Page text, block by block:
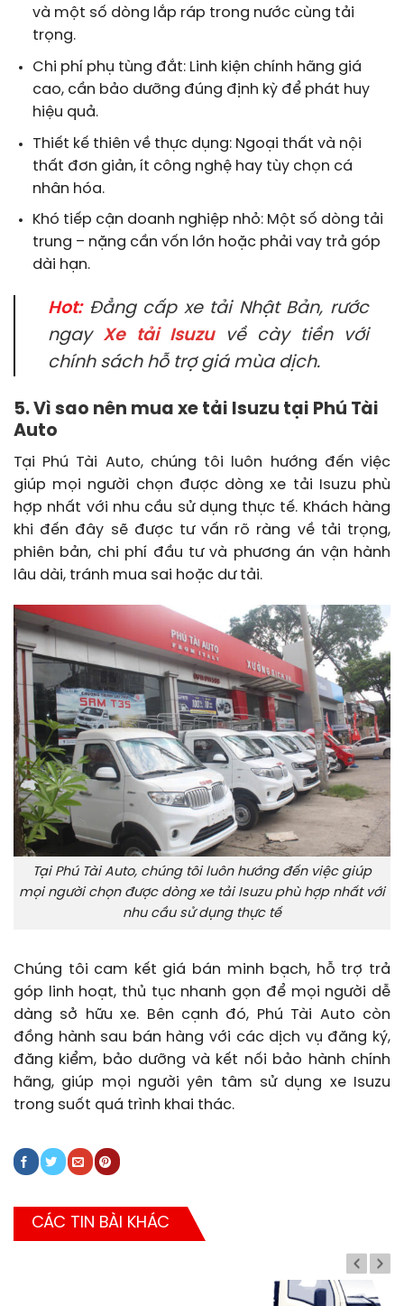
và một số dòng lắp ráp trong nước cùng tải
trọng.
Chi phí phụ tùng đắt: Linh kiện chính hãng giá
cao, cần bảo dưỡng đúng định kỳ để phát huy
hiệu quả.
Thiết kế thiên về thực dụng: Ngoại thất và nội
thất đơn giản, ít công nghệ hay tùy chọn cá
nhân hóa.
Khó tiếp cận doanh nghiệp nhỏ: Một số dòng tải
trung – nặng cần vốn lớn hoặc phải vay trả góp
dài hạn.
Hot:Đẳng cấp xe tải Nhật Bản, rước
ngay Xe tải Isuzuvề cày tiền với
chính sách hỗ trợ giá mùa dịch.
5. Vì sao nên mua xe tải Isuzu tại Phú Tài
Auto
Tại Phú Tài Auto, chúng tôi luôn hướng đến việc
giúp mọi người chọn được dòng xe tải Isuzu phù
hợp nhất với nhu cầu sử dụng thực tế. Khách hàng
khi đến đây sẽ được tư vấn rõ ràng về tải trọng,
phiên bản, chi phí đầu tư và phương án vận hành
lâu dài, tránh mua sai hoặc dư tải.
Tại Phú Tài Auto, chúng tôi luôn hướng đến việc giúp
mọi người chọn được dòng xe tải Isuzu phù hợp nhất với
nhu cầu sử dụng thực tế
Chúng tôi cam kết giá bán minh bạch, hỗ trợ trả
góp linh hoạt, thủ tục nhanh gọn để mọi người dễ
dàng sở hữu xe. Bên cạnh đó, Phú Tài Auto còn
đồng hành sau bán hàng với các dịch vụ đăng ký,
đăng kiểm, bảo dưỡng và kết nối bảo hành chính
hãng, giúp mọi người yên tâm sử dụng xe Isuzu
trong suốt quá trình khai thác.
CÁC TIN BÀI KHÁC